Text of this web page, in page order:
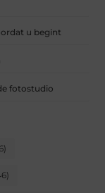
u begint
fotostudio